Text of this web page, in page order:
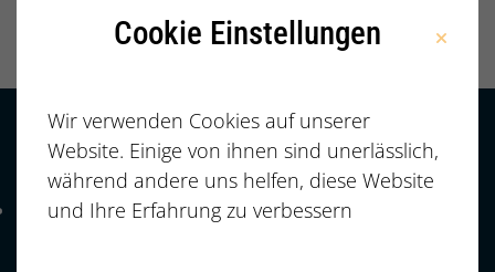
Ilmmünster
Kontakt
+49 (0)
911/23733277
Telefonnummer: 4 9 0 9 1 1 2 3 7 3 3 2 7 7
HÄUFIGE FRAGEN |
FAQ
Cookie Einstellungen
Wir verwenden Cookies auf unserer
Website. Einige von ihnen sind unerlässlich,
während andere uns helfen, diese Website
und Ihre Erfahrung zu verbessern